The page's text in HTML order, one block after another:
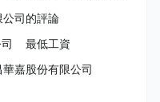
司的評論
最低工資
華嘉股份有限公司